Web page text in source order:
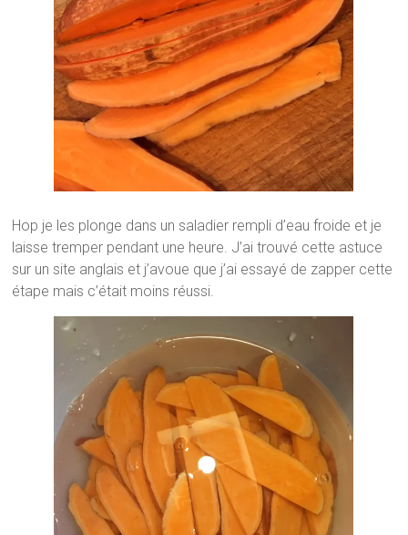
Hop je les plonge dans un saladier rempli d’eau froide et je
laisse tremper pendant une heure. J’ai trouvé cette astuce
sur un site anglais et j’avoue que j’ai essayé de zapper cette
étape mais c’était moins réussi.